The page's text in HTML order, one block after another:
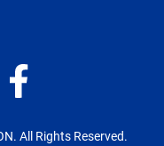
All Rights Reserved.